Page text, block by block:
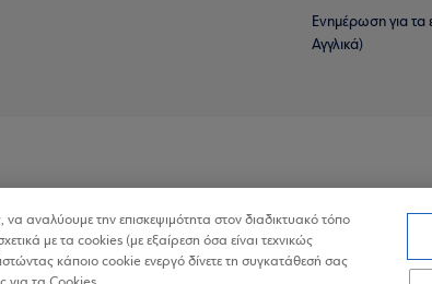
Ενημέρωση για τα
Αγγλικά)
αναλύουμε την επισκεψιμότητα στον διαδικτυακό τόπο
με τα cookies (με εξαίρεση όσα είναι τεχνικώς
κάποιο cookie ενεργό δίνετε τη συγκατάθεσή σας